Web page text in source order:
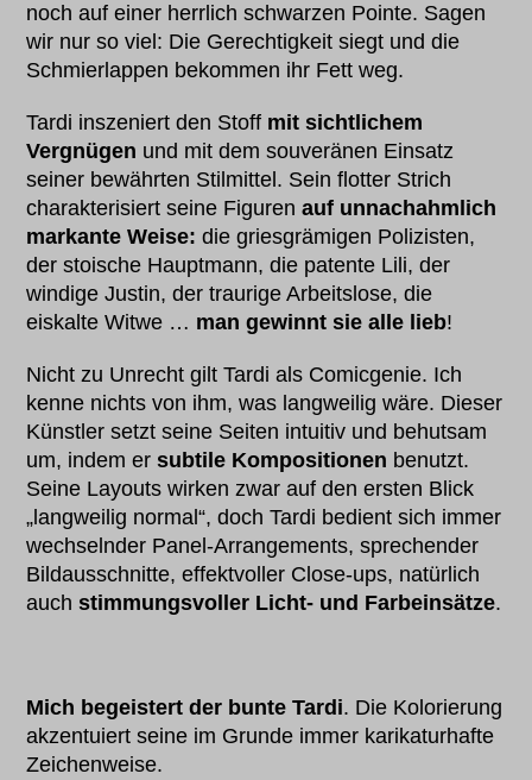
noch auf einer herrlich schwarzen Pointe. Sagen
wir nur so viel: Die Gerechtigkeit siegt und die
Schmierlappen bekommen ihr Fett weg.
Tardi inszeniert den Stoff mit sichtlichem
Vergnügen und mit dem souveränen Einsatz
seiner bewährten Stilmittel. Sein flotter Strich
charakterisiert seine Figurenauf unnachahmlich
markante Weise: die griesgrämigen Polizisten,
der stoische Hauptmann, die patente Lili, der
windige Justin, der traurige Arbeitslose, die
eiskalte Witwe … man gewinnt sie alle lieb!
Nicht zu Unrecht gilt Tardi als Comicgenie. Ich
kenne nichts von ihm, was langweilig wäre. Dieser
Künstler setzt seine Seiten intuitiv und behutsam
um, indem ersubtile Kompositionen benutzt.
Seine Layouts wirken zwar auf den ersten Blick
„langweilig normal“, doch Tardi bedient sich immer
wechselnder Panel-Arrangements, sprechender
Bildausschnitte, effektvoller Close-ups, natürlich
auchstimmungsvoller Licht- und Farbeinsätze.
Mich begeistert der bunte Tardi. Die Kolorierung
akzentuiert seine im Grunde immer karikaturhafte
Zeichenweise.